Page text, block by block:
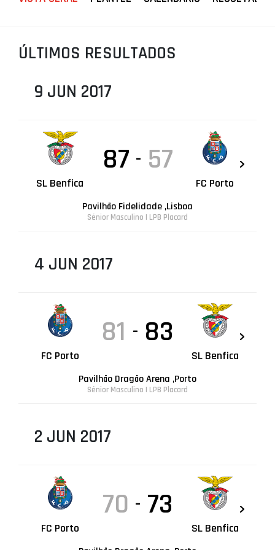
LIGA BETCLIC MASCULINA
LIGA BETCLIC FEMININA
ÚLTIMOS RESULTADOS
9 JUN 2017
SL Benfica
87 - 57
FC Porto
Pavilhão Fidelidade ,Lisboa
Sénior Masculino | LPB Placard
4 JUN 2017
FC Porto
81 - 83
SL Benfica
Pavilhão Dragão Arena ,Porto
Sénior Masculino | LPB Placard
2 JUN 2017
FC Porto
70 - 73
SL Benfica